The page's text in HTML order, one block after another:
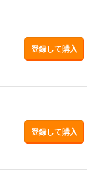
登録して購入
登録して購入